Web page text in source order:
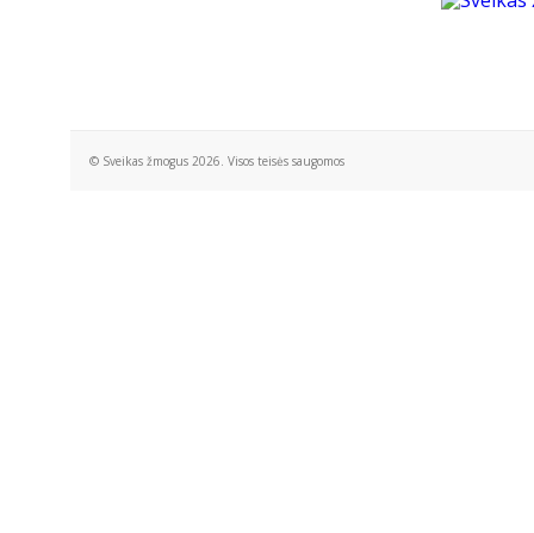
© Sveikas žmogus 2026. Visos teisės saugomos